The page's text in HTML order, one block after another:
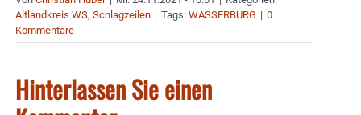
Altlandkreis WS, Schlagzeilen | Tags: WASSERBURG | 0
Kommentare
Hinterlassen Sie einen